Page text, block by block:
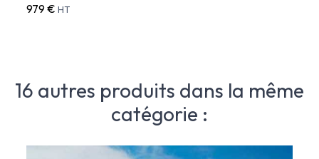
979 € HT
16 autres produits dans la même
catégorie :